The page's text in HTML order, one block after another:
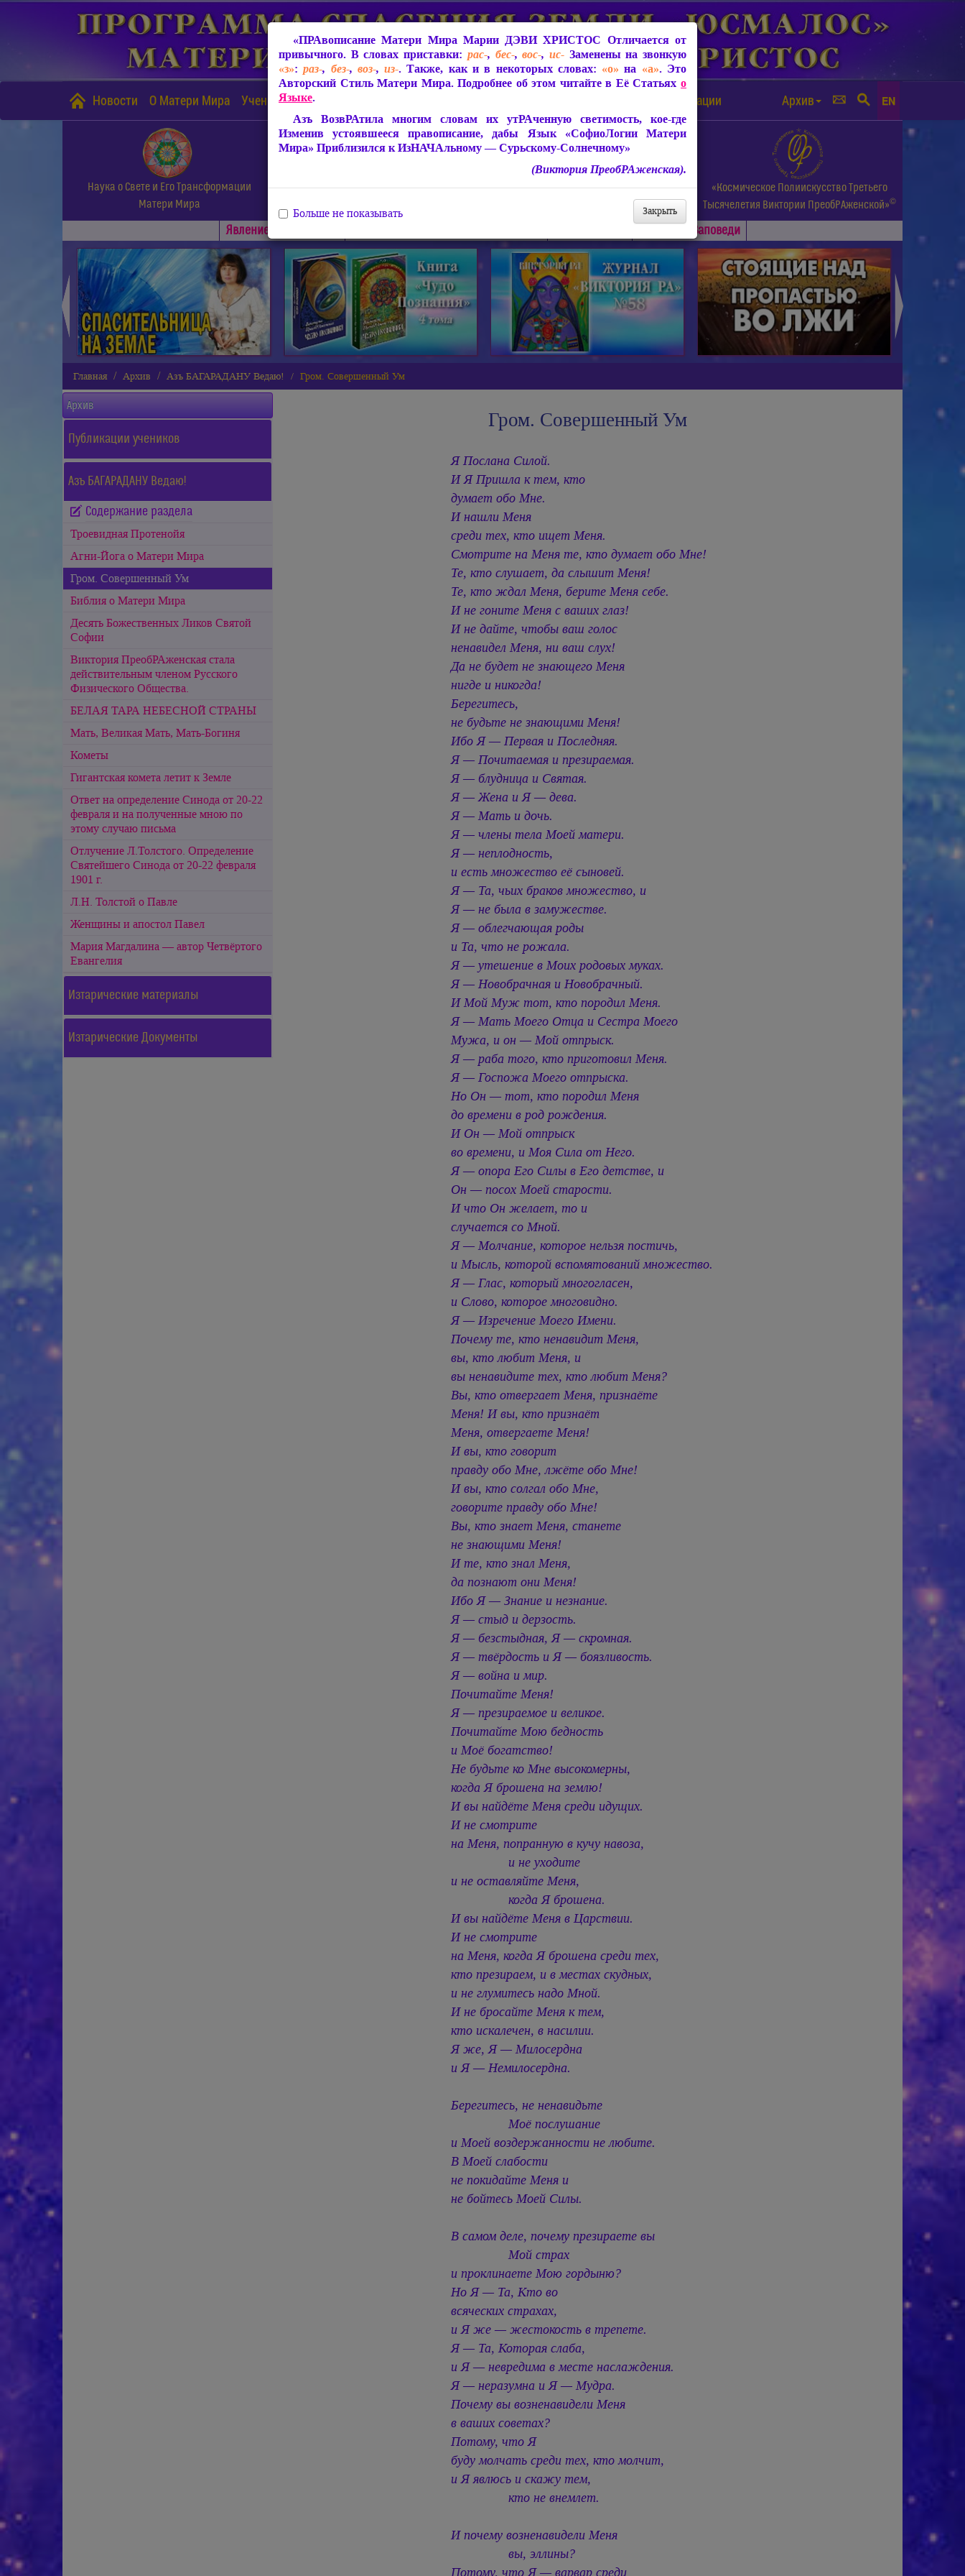
Новости О Матери Мира Учение Матери Мира Защита от чипизации Архив EN
Наука о Свете и Его Трансформации
Матери Мира
СофиоЛогия Матери Мира
Живое Слово Матери Мира.
Статьи, Книги, Видео, Аудио и др.
«Космическое Полиискусство Третьего
Тысячелетия Виктории ПреобРАженской»©
Явлениe Матери Мира Заповеди
◄ ►
Главная Архив Азъ БАГАРАДАНУ Ведаю! Гром. Совершенный Ум
Архив
Публикации учеников
Азъ БАГАРАДАНУ Ведаю!
Содержание раздела
Троевидная Протенойя
Агни-Йога о Матери Мира
Гром. Совершенный Ум
Библия о Матери Мира
Десять Божественных Ликов Святой
Софии
Виктория ПреобРАженская стала
действительным членом Русского
Физического Общества.
БЕЛАЯ ТАРА НЕБЕСНОЙ СТРАНЫ
Мать, Великая Мать, Мать-Богиня
Кометы
Гигантская комета летит к Земле
Ответ на определение Синода от 20-22
февраля и на полученные мною по
этому случаю письма
Отлучение Л.Толстого. Определение
Святейшего Синода от 20-22 февраля
1901 г.
Л.Н. Толстой о Павле
Женщины и апостол Павел
Мария Магдалина — автор Четвёртого
Евангелия
Изтарические материалы
Изтарические Документы
Гром. Совершенный Ум
Я Послана Силой.
И Я Пришла к тем, кто
думает обо Мне.
И нашли Меня
среди тех, кто ищет Меня.
Смотрите на Меня те, кто думает обо Мне!
Те, кто слушает, да слышит Меня!
Те, кто ждал Меня, берите Меня себе.
И не гоните Меня с ваших глаз!
И не дайте, чтобы ваш голос
ненавидел Меня, ни ваш слух!
Да не будет не знающего Меня
нигде и никогда!
Берегитесь,
не будьте не знающими Меня!
Ибо Я — Первая и Последняя.
Я — Почитаемая и презираемая.
Я — блудница и Святая.
Я — Жена и Я — дева.
Я — Мать и дочь.
Я — члены тела Моей матери.
Я — неплодность,
и есть множество её сыновей.
Я — Та, чьих браков множество, и
Я — не была в замужестве.
Я — облегчающая роды
и Та, что не рожала.
Я — утешение в Моих родовых муках.
Я — Новобрачная и Новобрачный.
И Мой Муж тот, кто породил Меня.
Я — Мать Моего Отца и Сестра Моего
Мужа, и он — Мой отпрыск.
Я — раба того, кто приготовил Меня.
Я — Госпожа Моего отпрыска.
Но Он — тот, кто породил Меня
до времени в род рождения.
И Он — Мой отпрыск
во времени, и Моя Сила от Него.
Я — опора Его Силы в Его детстве, и
Он — посох Моей старости.
И что Он желает, то и
случается со Мной.
Я — Молчание, которое нельзя постичь,
и Мысль, которой вспомятований множество.
Я — Глас, который многогласен,
и Слово, которое многовидно.
Я — Изречение Моего Имени.
Почему те, кто ненавидит Меня,
вы, кто любит Меня, и
вы ненавидите тех, кто любит Меня?
Вы, кто отвергает Меня, признаёте
Меня! И вы, кто признаёт
Меня, отвергаете Меня!
И вы, кто говорит
правду обо Мне, лжёте обо Мне!
И вы, кто солгал обо Мне,
говорите правду обо Мне!
Вы, кто знает Меня, станете
не знающими Меня!
И те, кто знал Меня,
да познают они Меня!
Ибо Я — Знание и незнание.
Я — стыд и дерзость.
Я — безстыдная, Я — скромная.
Я — твёрдость и Я — боязливость.
Я — война и мир.
Почитайте Меня!
Я — презираемое и великое.
Почитайте Мою бедность
и Моё богатство!
Не будьте ко Мне высокомерны,
когда Я брошена на землю!
И вы найдёте Меня среди идущих.
И не смотрите
на Меня, попранную в кучу навоза,
и не уходите
и не оставляйте Меня,
когда Я брошена.
И вы найдёте Меня в Царствии.
И не смотрите
на Меня, когда Я брошена среди тех,
кто презираем, и в местах скудных,
и не глумитесь надо Мной.
И не бросайте Меня к тем,
кто искалечен, в насилии.
Я же, Я — Милосердна
и Я — Немилосердна.
Берегитесь, не ненавидьте
Моё послушание
и Моей воздержанности не любите.
В Моей слабости
не покидайте Меня и
не бойтесь Моей Силы.
В самом деле, почему презираете вы
Мой страх
и проклинаете Мою гордыню?
Но Я — Та, Кто во
всяческих страхах,
и Я же — жестокость в трепете.
Я — Та, Которая слаба,
и Я — невредима в месте наслаждения.
Я — неразумна и Я — Мудра.
Почему вы возненавидели Меня
в ваших советах?
Потому, что Я
буду молчать среди тех, кто молчит,
и Я явлюсь и скажу тем,
кто не внемлет.
И почему возненавидели Меня
вы, эллины?
Потому, что Я — варвар среди
«ПРАвописание Матери Мира Марии ДЭВИ ХРИСТОС Отличается от
привычного. В словах приставки: рас-, бес-,вос-, ис-Заменены на звонкую
«з»:раз-, без-, воз-,из-. Также, как и в некоторых словах: «о» на «а». Это
Авторский Стиль Матери Мира. Подробнее об этом читайте в Её Статьях о
Языке.
Азъ ВозвРАтила многим словам их утРАченную светимость, кое-где
Изменив устоявшееся правописание, дабы Язык «СофиоЛогии Матери
Мира» Приблизился к ИзНАЧАльному — Сурьскому-Солнечному»
(Виктория ПреобРАженская).
Закрыть
Больше не показывать